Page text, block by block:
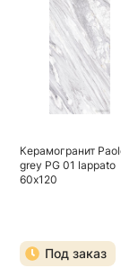
Керамогранит
grey PG 01 lappato
60х120
Под заказ